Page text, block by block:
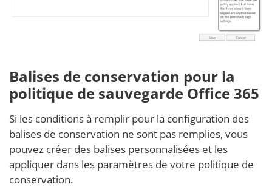
Balises de conservation pour la
politique de sauvegarde Office 365
Si les conditions à remplir pour la configuration des
balises de conservation ne sont pas remplies, vous
pouvez créer des balises personnalisées et les
appliquer dans les paramètres de votre politique de
conservation.